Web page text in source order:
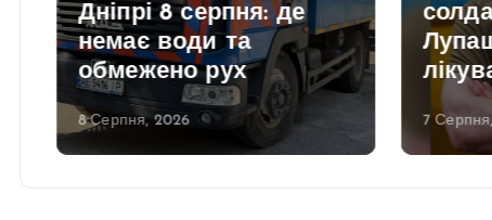
Дніпрі 8 серпня: де
немає води та
обмежено рух
8 Серпня, 2026 7